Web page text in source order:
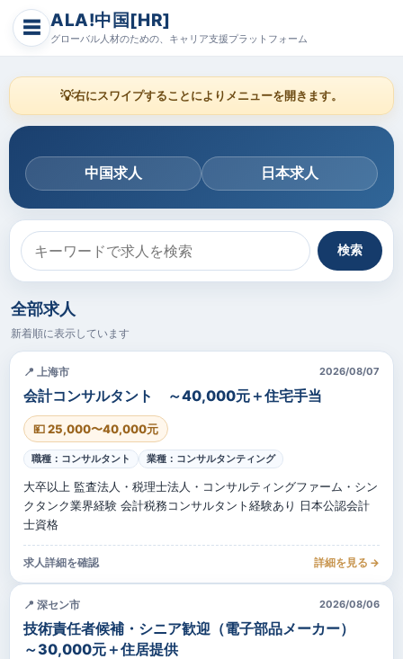
☰ ALA!中国[HR]
グローバル人材のための、キャリア支援プラットフォーム
💡右にスワイプすることによりメニューを開きます。
中国求人 日本求人
検索
全部求人
新着順に表示しています
📍 上海市 2026/08/07
会計コンサルタント ～40,000元＋住宅手当
💴 25,000〜40,000元
職種：コンサルタント 業種：コンサルタンティング
大卒以上 監査法人・税理士法人・コンサルティングファーム・シン
クタンク業界経験 会計税務コンサルタント経験あり 日本公認会計
士資格
求人詳細を確認 詳細を見る →
📍 深セン市 2026/08/06
技術責任者候補・シニア歓迎（電子部品メーカー）
～30,000元＋住居提供